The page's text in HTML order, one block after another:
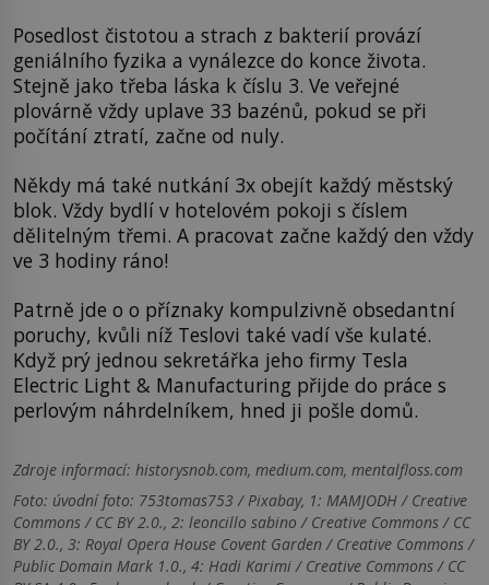
Posedlost čistotou a strach z bakterií provází
geniálního fyzika a vynálezce do konce života.
Stejně jako třeba láska k číslu 3. Ve veřejné
plovárně vždy uplave 33 bazénů, pokud se při
počítání ztratí, začne od nuly.
Někdy má také nutkání 3x obejít každý městský
blok. Vždy bydlí v hotelovém pokoji s číslem
dělitelným třemi. A pracovat začne každý den vždy
ve 3 hodiny ráno!
Patrně jde o o příznaky kompulzivně obsedantní
poruchy, kvůli níž Teslovi také vadí vše kulaté.
Když prý jednou sekretářka jeho firmy Tesla
Electric Light & Manufacturing přijde do práce s
perlovým náhrdelníkem, hned ji pošle domů.
Zdroje informací: historysnob.com, medium.com, mentalfloss.com
Foto: úvodní foto: 753tomas753 / Pixabay, 1: MAMJODH / Creative
Commons / CC BY 2.0., 2: leoncillo sabino / Creative Commons / CC
BY 2.0., 3: Royal Opera House Covent Garden / Creative Commons /
Public Domain Mark 1.0., 4: Hadi Karimi / Creative Commons / CC